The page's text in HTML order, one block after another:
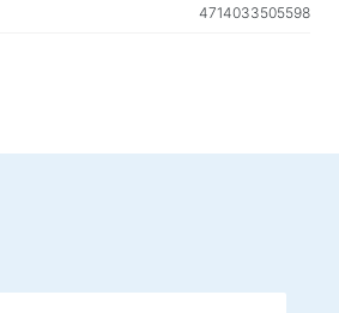
4714033505598